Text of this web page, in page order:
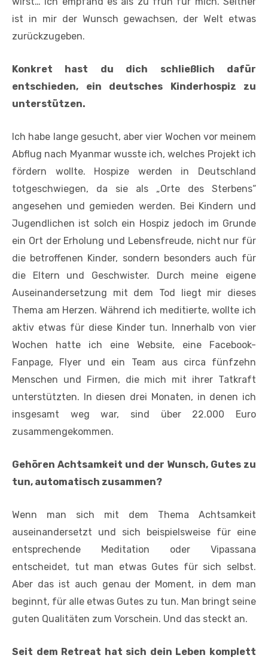
ist in mir der Wunsch gewachsen, der Welt etwas
zurückzugeben.
Konkret hast du dich schließlich dafür
entschieden, ein deutsches Kinderhospiz zu
unterstützen.
Ich habe lange gesucht, aber vier Wochen vor meinem
Abflug nach Myanmar wusste ich, welches Projekt ich
fördern wollte. Hospize werden in Deutschland
totgeschwiegen, da sie als „Orte des Sterbens“
angesehen und gemieden werden. Bei Kindern und
Jugendlichen ist solch ein Hospiz jedoch im Grunde
ein Ort der Erholung und Lebensfreude, nicht nur für
die betroffenen Kinder, sondern besonders auch für
die Eltern und Geschwister. Durch meine eigene
Auseinandersetzung mit dem Tod liegt mir dieses
Thema am Herzen. Während ich meditierte, wollte ich
aktiv etwas für diese Kinder tun. Innerhalb von vier
Wochen hatte ich eine Website, eine Facebook-
Fanpage, Flyer und ein Team aus circa fünfzehn
Menschen und Firmen, die mich mit ihrer Tatkraft
unterstützten. In diesen drei Monaten, in denen ich
insgesamt weg war, sind über 22.000 Euro
zusammengekommen.
Gehören Achtsamkeit und der Wunsch, Gutes zu
tun, automatisch zusammen?
Wenn man sich mit dem Thema Achtsamkeit
auseinandersetzt und sich beispielsweise für eine
entsprechende Meditation oder Vipassana
entscheidet, tut man etwas Gutes für sich selbst.
Aber das ist auch genau der Moment, in dem man
beginnt, für alle etwas Gutes zu tun. Man bringt seine
guten Qualitäten zum Vorschein. Und das steckt an.
Seit dem Retreat hat sich dein Leben komplett